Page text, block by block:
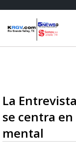
La
se centra
mental